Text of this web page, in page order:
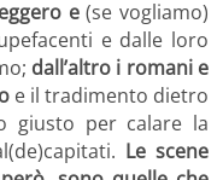
e(se vogliamo)
e dalle loro
dall’altro i romani e
e il tradimento dietro
giusto per calare la
Le scene